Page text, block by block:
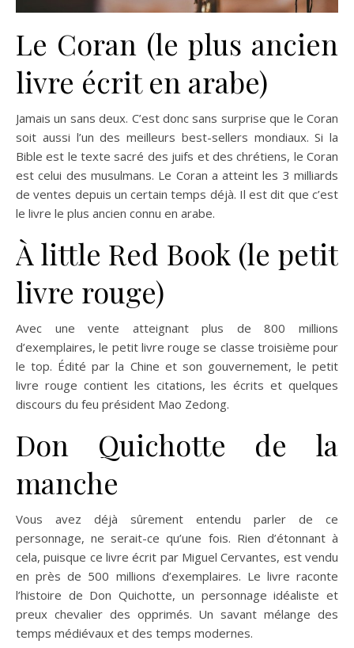
Le Coran (le plus ancien
livre écrit en arabe)
Jamais un sans deux. C’est donc sans surprise que le Coran
soit aussi l’un des meilleurs best-sellers mondiaux. Si la
Bible est le texte sacré des juifs et des chrétiens, le Coran
est celui des musulmans. Le Coran a atteint les 3 milliards
de ventes depuis un certain temps déjà. Il est dit que c’est
le livre le plus ancien connu en arabe.
À little Red Book (le petit
livre rouge)
Avec une vente atteignant plus de 800 millions
d’exemplaires, le petit livre rouge se classe troisième pour
le top. Édité par la Chine et son gouvernement, le petit
livre rouge contient les citations, les écrits et quelques
discours du feu président Mao Zedong.
Don Quichotte de la
manche
Vous avez déjà sûrement entendu parler de ce
personnage, ne serait-ce qu’une fois. Rien d’étonnant à
cela, puisque ce livre écrit par Miguel Cervantes, est vendu
en près de 500 millions d’exemplaires. Le livre raconte
l’histoire de Don Quichotte, un personnage idéaliste et
preux chevalier des opprimés. Un savant mélange des
temps médiévaux et des temps modernes.